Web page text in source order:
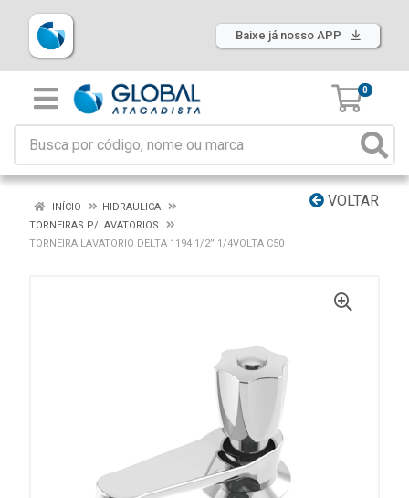
Baixe já nosso APP
0
VOLTAR
INÍCIO
HIDRAULICA
TORNEIRAS P/LAVATORIOS
TORNEIRA LAVATORIO DELTA 1194 1/2” 1/4VOLTA C50